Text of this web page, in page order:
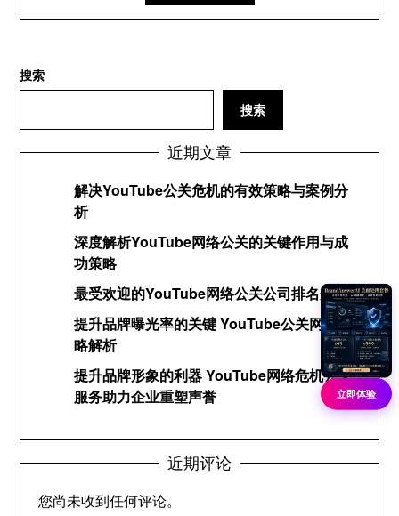
搜索
搜索
近期文章
解决YouTube公关危机的有效策略与案例分
析
深度解析YouTube网络公关的关键作用与成
功策略
最受欢迎的YouTube网络公关公司排名分析
提升品牌曝光率的关键 YouTube公关网络策
略解析
提升品牌形象的利器 YouTube网络危机公关
服务助力企业重塑声誉
近期评论
您尚未收到任何评论。
立即体验